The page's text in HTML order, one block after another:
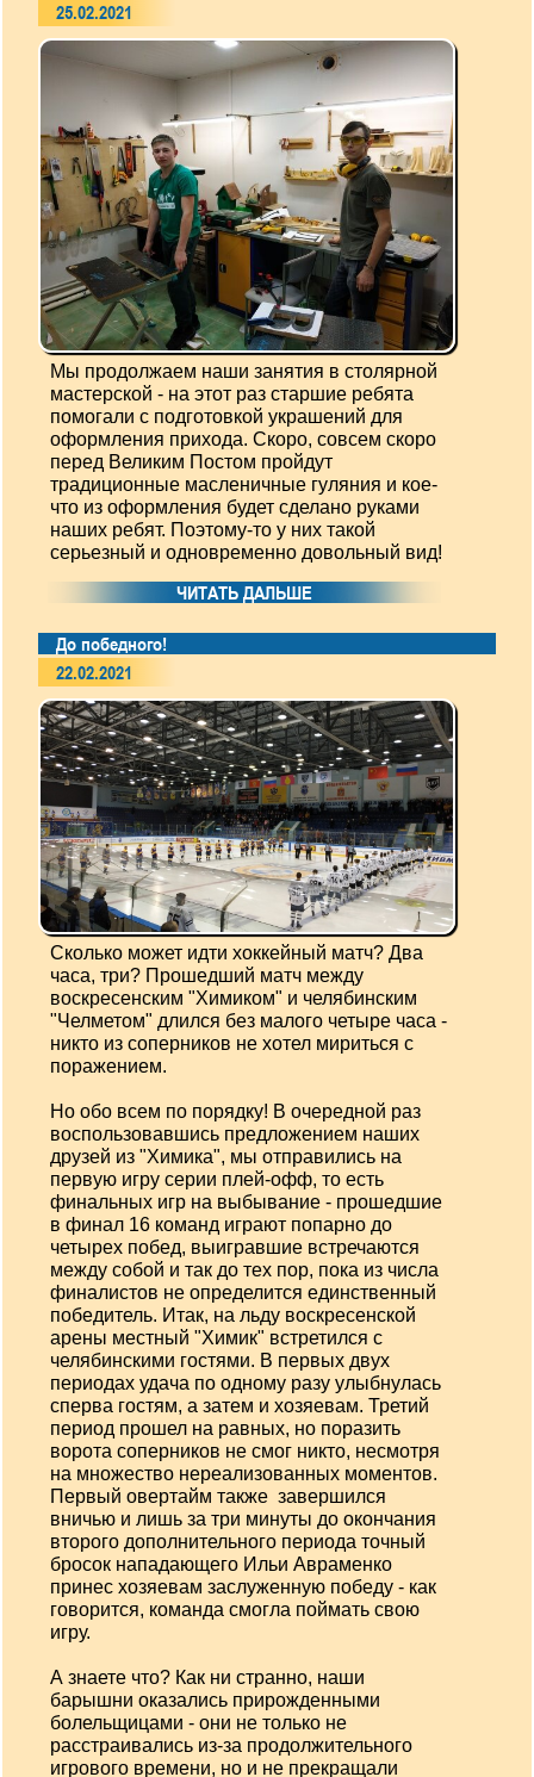
25.02.2021
Мы продолжаем наши занятия в столярной
мастерской - на этот раз старшие ребята
помогали с подготовкой украшений для
оформления прихода. Скоро, совсем скоро
перед Великим Постом пройдут
традиционные масленичные гуляния и кое-
что из оформления будет сделано руками
наших ребят. Поэтому-то у них такой
серьезный и одновременно довольный вид!
ЧИТАТЬ ДАЛЬШЕ
До победного!
22.02.2021
Сколько может идти хоккейный матч? Два
часа, три? Прошедший матч между
воскресенским "Химиком" и челябинским
"Челметом" длился без малого четыре часа -
никто из соперников не хотел мириться с
поражением.
Но обо всем по порядку! В очередной раз
воспользовавшись предложением наших
друзей из "Химика", мы отправились на
первую игру серии плей-офф, то есть
финальных игр на выбывание - прошедшие
в финал 16 команд играют попарно до
четырех побед, выигравшие встречаются
между собой и так до тех пор, пока из числа
финалистов не определится единственный
победитель. Итак, на льду воскресенской
арены местный "Химик" встретился с
челябинскими гостями. В первых двух
периодах удача по одному разу улыбнулась
сперва гостям, а затем и хозяевам. Третий
период прошел на равных, но поразить
ворота соперников не смог никто, несмотря
на множество нереализованных моментов.
Первый овертайм также завершился
вничью и лишь за три минуты до окончания
второго дополнительного периода точный
бросок нападающего Ильи Авраменко
принес хозяевам заслуженную победу - как
говорится, команда смогла поймать свою
игру.
А знаете что? Как ни странно, наши
барышни оказались прирожденными
болельщицами - они не только не
расстраивались из-за продолжительного
игрового времени, но и не прекращали